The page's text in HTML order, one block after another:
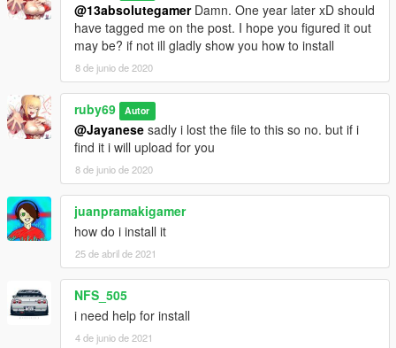
@13absolutegamerDamn. One year later xD should
have tagged me on the post. I hope you figured it out
may be? if not ill gladly show you how to install
8 de junio de 2020
ruby69 Autor
@Jayanese sadly i lost the file to this so no. but if i
find it i will upload for you
8 de junio de 2020
juanpramakigamer
how do i install it
25 de abril de 2021
NFS_505
i need help for install
4 de junio de 2021